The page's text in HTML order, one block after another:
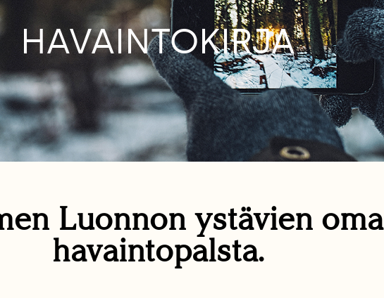
HAVAINTOKIRJA
Luonnon ystävien oma
havaintopalsta.